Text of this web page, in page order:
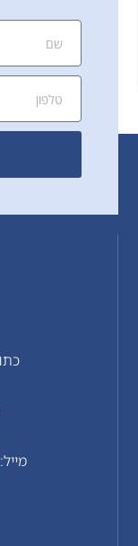
מייל: avi.dalah1@gmail.com